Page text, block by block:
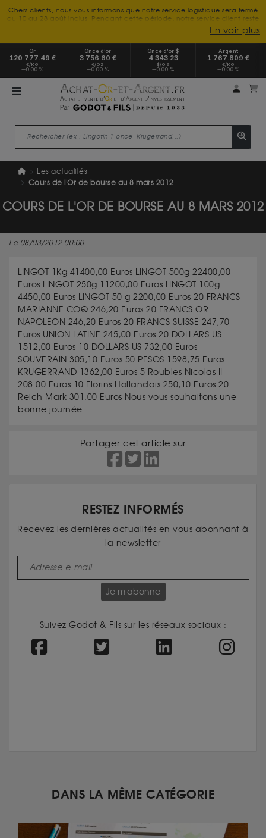
Chers clients, nous vous informons que notre service logistique sera fermé
du 10 au 28 août inclus. Pendant cette période, notre service client reste
à votre disposition tout l'été. Vous pouvez nous joindre du lundi au
vendredi, de 9h30 à 18h, pour toute demande d'information.
Nous vous remercions de votre compréhension et vous souhaitons un
excellent été.
En voir plus
Or
120 777.49 €
€/KG
0.00 %
Once d’or
3 756.60 €
€/OZ
0.00 %
Once d’or $
4 343.23
$/OZ
0.00 %
Argent
1 767.809 €
€/KG
0.00 %
Mon
Les actualités
Cours de l'Or de bourse au 8 mars 2012
COURS DE L'OR DE BOURSE AU 8 MARS 2012
Le 08/03/2012 00:00
LINGOT 1Kg 41400,00 Euros LINGOT 500g 22400,00
Euros LINGOT 250g 11200,00 Euros LINGOT 100g
4450,00 Euros LINGOT 50 g 2200,00 Euros 20 FRANCS
MARIANNE COQ 246,20 Euros 20 FRANCS OR
NAPOLEON 246,20 Euros 20 FRANCS SUISSE 247,70
Euros UNION LATINE 245,00 Euros 20 DOLLARS US
1512,00 Euros 10 DOLLARS US 732,00 Euros
SOUVERAIN 305,10 Euros 50 PESOS 1598,75 Euros
KRUGERRAND 1362,00 Euros 5 Roubles Nicolas II
208.00 Euros 10 Florins Hollandais 250,10 Euros 20
Reich Mark 301.00 Euros Nous vous souhaitons une
bonne journée.
Partager cet article sur
RESTEZ INFORMÉS
Recevez les dernières actualités en vous abonnant à
la newsletter
Je m'abonne
Suivez Godot & Fils sur les réseaux sociaux :
DANS LA MÊME CATÉGORIE